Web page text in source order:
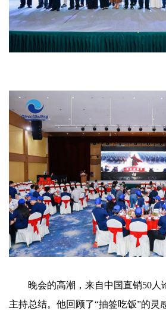
晚会的高潮，来自中国直销50人
主持总结。他回顾了“抽签吃饭”的灵